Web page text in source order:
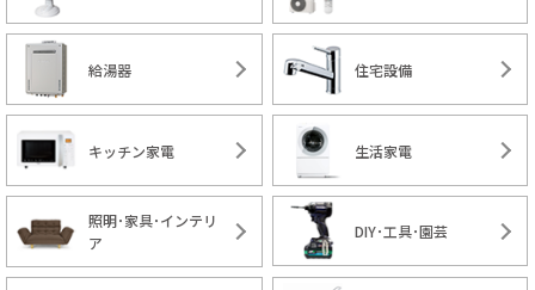
給湯器 住宅設備
キッチン家電 生活家電
照明･家具･インテリ
ア
DIY･工具･園芸